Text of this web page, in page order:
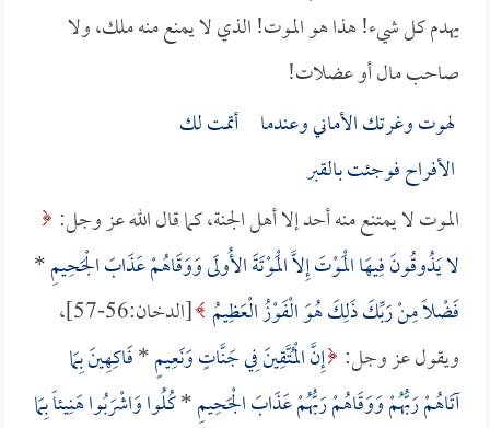
يهدم كل شيء! هذا هو الموت! الذي لا يمنع منه ملك، ولا
صاحب مال أو عضلات!
لهوت وغرتك الأماني وعندما أتمت لك
الأفراح فوجئت بالقبر
الموت لا يمتنع منه أحد إلا أهل الجنة، كما قال الله عز وجل:
لا يَذُوقُونَ فِيهَا الْمَوْتَ إِلاَّ الْمَوْتَةَ الأُولَى وَوَقَاهُمْ عَذَابَ الْجَحِيمِ*
فَضْلاً مِنْ رَبِّكَ ذَلِكَ هُوَ الْفَوْزُ الْعَظِيمُ
[الدخان:56-57]،
ويقول عز وجل: إِنَّ الْمُتَّقِينَ فِي جَنَّاتٍ وَنَعِيمٍ*فَاكِهِينَ بِمَا
آتَاهُمْ رَبُّهُمْ وَوَقَاهُمْ رَبُّهُمْ عَذَابَ الْجَحِيمِ*كُلُوا وَاشْرَبُوا هَنِيئاً بِمَا